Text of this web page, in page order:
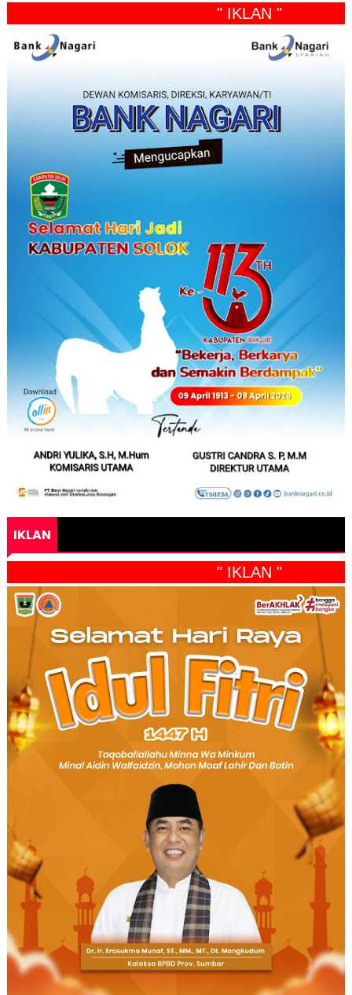
" IKLAN "
IKLAN
" IKLAN "